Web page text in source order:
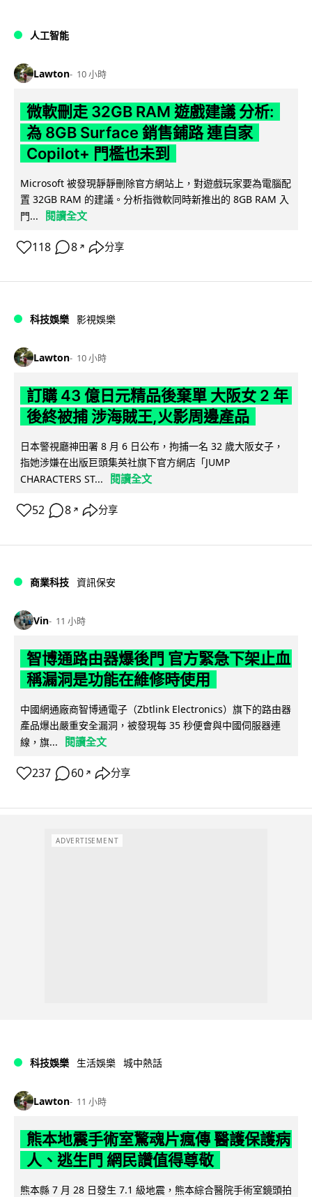
人工智能
Lawton 10 小時
微軟刪走 32GB RAM 遊戲建議 分析:
為 8GB Surface 銷售鋪路 連自家
Copilot+ 門檻也未到
Microsoft 被發現靜靜刪除官方網站上，對遊戲玩家要為電腦配
置 32GB RAM 的建議。分析指微軟同時新推出的 8GB RAM 入
門...
閱讀全文
118 8 ↗ 分享
科技娛樂 影視娛樂
Lawton 10 小時
訂購 43 億日元精品後棄單 大阪女 2 年
後終被捕 涉海賊王,火影周邊產品
日本警視廳神田署 8 月 6 日公布，拘捕一名 32 歲大阪女子，
指她涉嫌在出版巨頭集英社旗下官方網店「JUMP
CHARACTERS ST...
閱讀全文
52 8 ↗ 分享
商業科技 資訊保安
Vin 11 小時
智博通路由器爆後門 官方緊急下架止血
稱漏洞是功能在維修時使用
中國網通廠商智博通電子（Zbtlink Electronics）旗下的路由器
產品爆出嚴重安全漏洞，被發現每 35 秒便會與中國伺服器連
線，旗...
閱讀全文
237 60 ↗ 分享
ADVERTISEMENT
科技娛樂 生活娛樂 城中熱話
Lawton 11 小時
熊本地震手術室驚魂片瘋傳 醫護保護病
人、逃生門 網民讚值得尊敬
熊本縣 7 月 28 日發生 7.1 級地震，熊本綜合醫院手術室鏡頭拍